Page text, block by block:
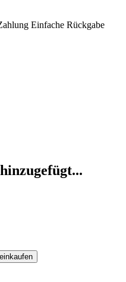
Einfache Rückgabe